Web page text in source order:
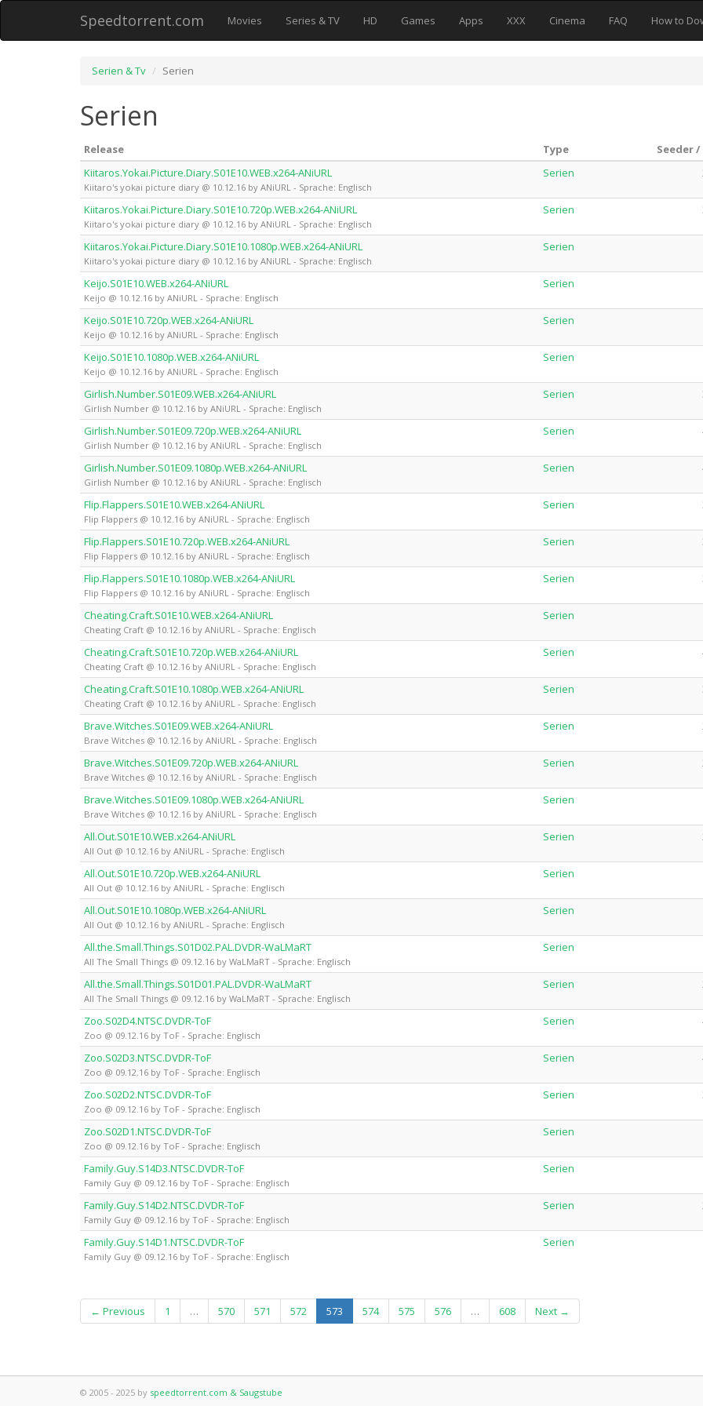
Speedtorrent.com Movies Series & TV HD Games Apps XXX Cinema FAQ How to
Serien & Tv Serien
Serien
Release Type
Seeder
Kiitaros.Yokai.Picture.Diary.S01E10.WEB.x264-ANiURL
Kiitaro's yokai picture diary @ 10.12.16 by ANiURL - Sprache: Englisch
Serien
Kiitaros.Yokai.Picture.Diary.S01E10.720p.WEB.x264-ANiURL
Kiitaro's yokai picture diary @ 10.12.16 by ANiURL - Sprache: Englisch
Serien
Kiitaros.Yokai.Picture.Diary.S01E10.1080p.WEB.x264-ANiURL
Kiitaro's yokai picture diary @ 10.12.16 by ANiURL - Sprache: Englisch
Serien
Keijo.S01E10.WEB.x264-ANiURL
Keijo @ 10.12.16 by ANiURL - Sprache: Englisch
Serien
Keijo.S01E10.720p.WEB.x264-ANiURL
Keijo @ 10.12.16 by ANiURL - Sprache: Englisch
Serien
Keijo.S01E10.1080p.WEB.x264-ANiURL
Keijo @ 10.12.16 by ANiURL - Sprache: Englisch
Serien
Girlish.Number.S01E09.WEB.x264-ANiURL
Girlish Number @ 10.12.16 by ANiURL - Sprache: Englisch
Serien
Girlish.Number.S01E09.720p.WEB.x264-ANiURL
Girlish Number @ 10.12.16 by ANiURL - Sprache: Englisch
Serien
Girlish.Number.S01E09.1080p.WEB.x264-ANiURL
Girlish Number @ 10.12.16 by ANiURL - Sprache: Englisch
Serien
Flip.Flappers.S01E10.WEB.x264-ANiURL
Flip Flappers @ 10.12.16 by ANiURL - Sprache: Englisch
Serien
Flip.Flappers.S01E10.720p.WEB.x264-ANiURL
Flip Flappers @ 10.12.16 by ANiURL - Sprache: Englisch
Serien
Flip.Flappers.S01E10.1080p.WEB.x264-ANiURL
Flip Flappers @ 10.12.16 by ANiURL - Sprache: Englisch
Serien
Cheating.Craft.S01E10.WEB.x264-ANiURL
Cheating Craft @ 10.12.16 by ANiURL - Sprache: Englisch
Serien
Cheating.Craft.S01E10.720p.WEB.x264-ANiURL
Cheating Craft @ 10.12.16 by ANiURL - Sprache: Englisch
Serien
Cheating.Craft.S01E10.1080p.WEB.x264-ANiURL
Cheating Craft @ 10.12.16 by ANiURL - Sprache: Englisch
Serien
Brave.Witches.S01E09.WEB.x264-ANiURL
Brave Witches @ 10.12.16 by ANiURL - Sprache: Englisch
Serien
Brave.Witches.S01E09.720p.WEB.x264-ANiURL
Brave Witches @ 10.12.16 by ANiURL - Sprache: Englisch
Serien
Brave.Witches.S01E09.1080p.WEB.x264-ANiURL
Brave Witches @ 10.12.16 by ANiURL - Sprache: Englisch
Serien
All.Out.S01E10.WEB.x264-ANiURL
All Out @ 10.12.16 by ANiURL - Sprache: Englisch
Serien
All.Out.S01E10.720p.WEB.x264-ANiURL
All Out @ 10.12.16 by ANiURL - Sprache: Englisch
Serien
All.Out.S01E10.1080p.WEB.x264-ANiURL
All Out @ 10.12.16 by ANiURL - Sprache: Englisch
Serien
All.the.Small.Things.S01D02.PAL.DVDR-WaLMaRT
All The Small Things @ 09.12.16 by WaLMaRT - Sprache: Englisch
Serien
All.the.Small.Things.S01D01.PAL.DVDR-WaLMaRT
All The Small Things @ 09.12.16 by WaLMaRT - Sprache: Englisch
Serien
Zoo.S02D4.NTSC.DVDR-ToF
Zoo @ 09.12.16 by ToF - Sprache: Englisch
Serien
Zoo.S02D3.NTSC.DVDR-ToF
Zoo @ 09.12.16 by ToF - Sprache: Englisch
Serien
Zoo.S02D2.NTSC.DVDR-ToF
Zoo @ 09.12.16 by ToF - Sprache: Englisch
Serien
Zoo.S02D1.NTSC.DVDR-ToF
Zoo @ 09.12.16 by ToF - Sprache: Englisch
Serien
Family.Guy.S14D3.NTSC.DVDR-ToF
Family Guy @ 09.12.16 by ToF - Sprache: Englisch
Serien
Family.Guy.S14D2.NTSC.DVDR-ToF
Family Guy @ 09.12.16 by ToF - Sprache: Englisch
Serien
Family.Guy.S14D1.NTSC.DVDR-ToF
Family Guy @ 09.12.16 by ToF - Sprache: Englisch
Serien
← Previous 1 … 570 571 572 573 (current)
574 575 576 … 608 Next →
© 2005 - 2025 by speedtorrent.com & Saugstube